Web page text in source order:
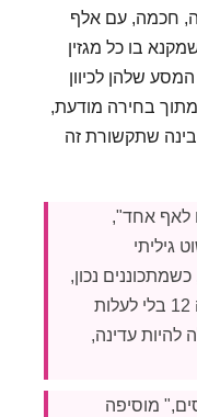
חכמה, עם אלף
בו כל מגזין
שלהן לכיוון
בחירה מודעת,
שתקשורת זה
לאף אחד",
גיליתי
נכון,
וכשלא מנסים לקפוץ קומה 12 בלי לעלות
להיות עדינה,
מוסיפה